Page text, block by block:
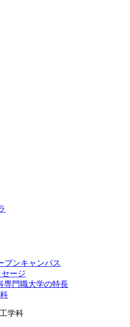
プンキャンパス
ージ
専門職大学の特長
学科